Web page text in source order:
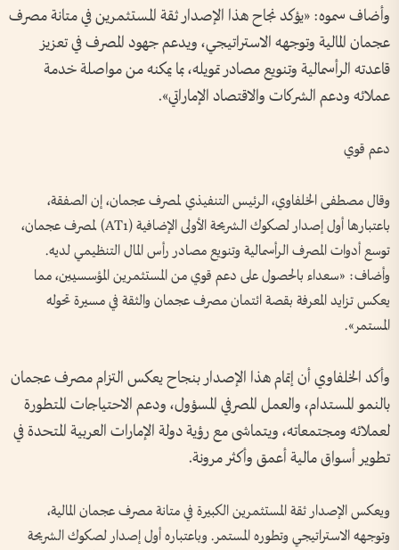
وأضاف سموه: «يؤكد نجاح هذا الإصدار ثقة المستثمرين في متانة مصرف
عجمان المالية وتوجهه الاستراتيجي، ويدعم جهود المصرف في تعزيز
قاعدته الرأسمالية وتنويع مصادر تمويله، بما يمكنه من مواصلة خدمة
عملائه ودعم الشركات والاقتصاد الإماراتي».
دعم قوي
وقال مصطفى الخلفاوي، الرئيس التنفيذي لمصرف عجمان، إن الصفقة،
باعتبارها أول إصدار لصكوك الشريحة الأولى الإضافية (AT1) لمصرف عجمان،
توسع أدوات المصرف الرأسمالية وتنويع مصادر رأس المال التنظيمي لديه.
وأضاف: «سعداء بالحصول على دعم قوي من المستثمرين المؤسسيين، مما
يعكس تزايد المعرفة بقصة ائتمان مصرف عجمان والثقة في مسيرة تحوله
المستمر».
وأكد الخلفاوي أن إتمام هذا الإصدار بنجاح يعكس التزام مصرف عجمان
بالنمو المستدام، والعمل المصرفي المسؤول، ودعم الاحتياجات المتطورة
لعملائه ومجتمعاته، ويتماشى مع رؤية دولة الإمارات العربية المتحدة في
تطوير أسواق مالية أعمق وأكثر مرونة.
ويعكس الإصدار ثقة المستثمرين الكبيرة في متانة مصرف عجمان المالية،
وتوجهه الاستراتيجي وتطوره المستمر. وباعتباره أول إصدار لصكوك الشريحة